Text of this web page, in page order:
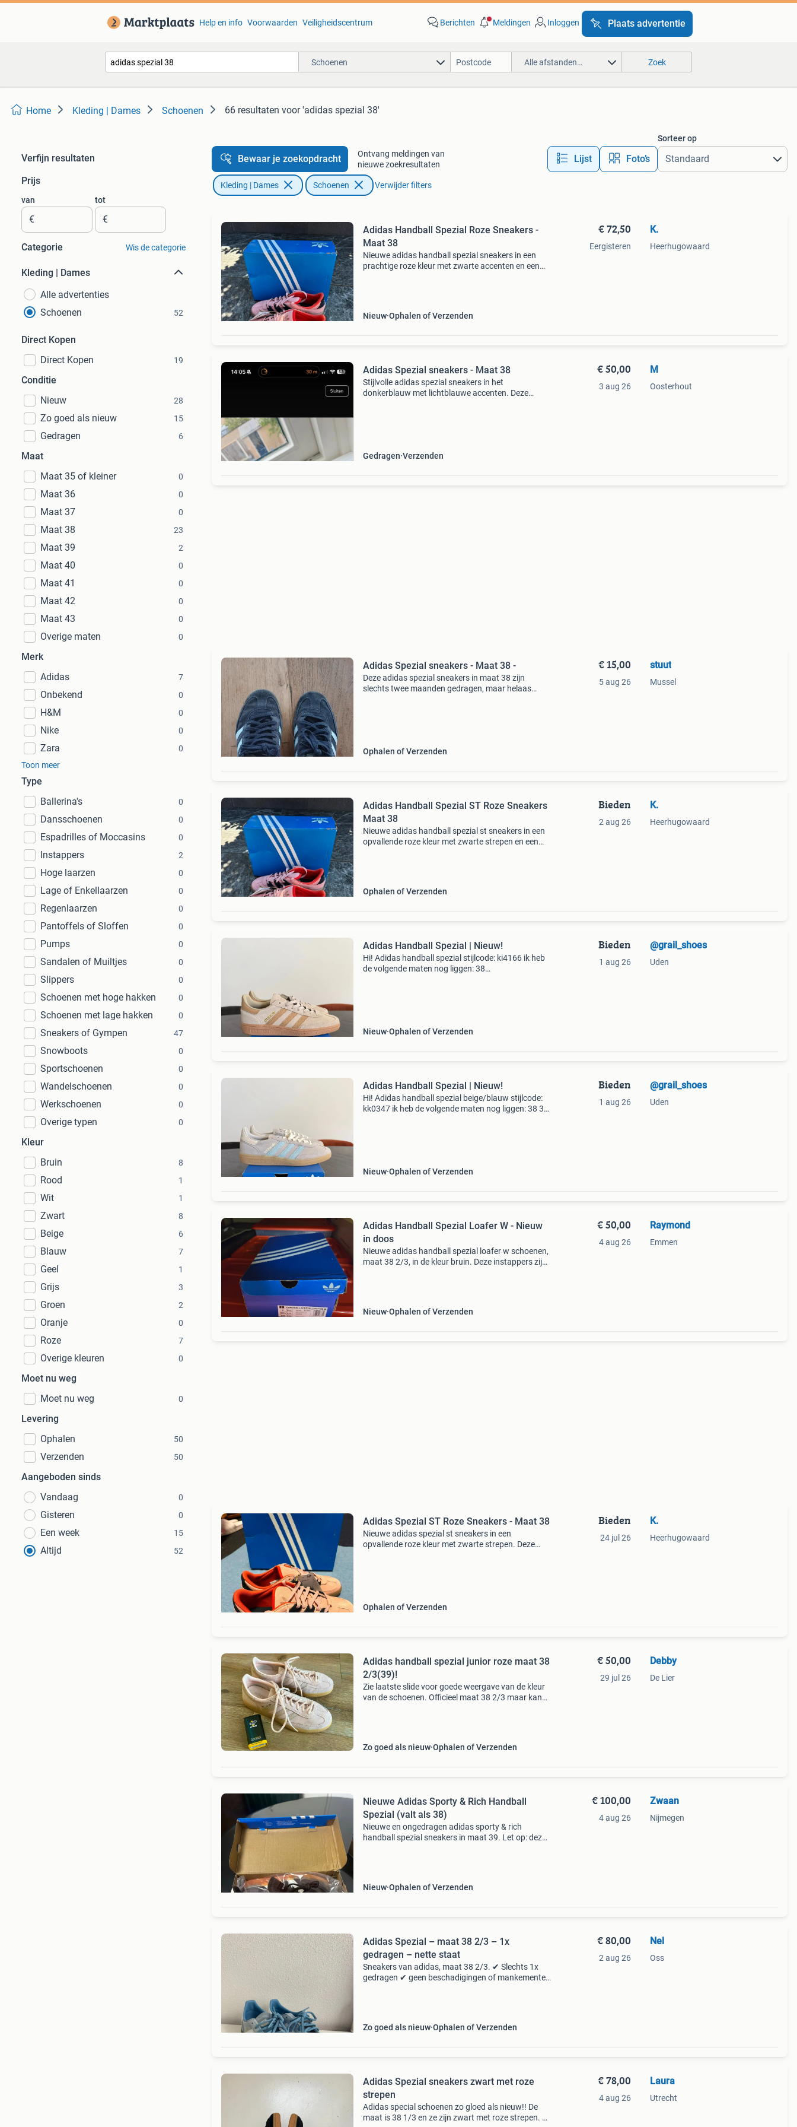
Help en info Voorwaarden Veiligheidscentrum Berichten Meldingen Inloggen Plaats advertentie
Schoenen Alle afstanden… Zoek
Home Kleding | Dames Schoenen 66 resultaten voor 'adidas spezial 38'
Verfijn resultaten
Prijs
van
€
tot
€
Categorie Wis de categorie
Kleding | Dames
Alle advertenties
Schoenen
52
Direct Kopen
Direct Kopen
19
Conditie
Nieuw
28
Zo goed als nieuw 15
Gedragen 6
Maat
Maat 35 of kleiner
0
Maat 36 0
Maat 37 0
Maat 38 23
Maat 39 2
Maat 40 0
Maat 41 0
Maat 42 0
Maat 43 0
Overige maten 0
Merk
Adidas
7
Onbekend 0
H&M 0
Nike 0
Zara
0
Toon meer
Type
Ballerina's
0
Dansschoenen 0
Espadrilles of Moccasins 0
Instappers 2
Hoge laarzen 0
Lage of Enkellaarzen 0
Regenlaarzen 0
Pantoffels of Sloffen 0
Pumps 0
Sandalen of Muiltjes 0
Slippers 0
Schoenen met hoge hakken 0
Schoenen met lage hakken 0
Sneakers of Gympen 47
Snowboots 0
Sportschoenen 0
Wandelschoenen 0
Werkschoenen 0
Overige typen 0
Kleur
Bruin
8
Rood 1
Wit 1
Zwart 8
Beige 6
Blauw 7
Geel 1
Grijs 3
Groen 2
Oranje 0
Roze 7
Overige kleuren 0
Moet nu weg
Moet nu weg
0
Levering
Ophalen
50
Verzenden 50
Aangeboden sinds
Vandaag
0
Gisteren 0
Een week 15
Altijd 52
Bewaar je zoekopdracht
Ontvang meldingen van
nieuwe zoekresultaten
Lijst Foto’s
Sorteer op
Kleding | Dames Schoenen Verwijder filters
Adidas Handball Spezial Roze Sneakers -
Maat 38
Nieuwe adidas handball spezial sneakers in een
prachtige roze kleur met zwarte accenten en een
Nieuw Ophalen of Verzenden
€ 72,50
Eergisteren
K.
Heerhugowaard
Adidas Spezial sneakers - Maat 38
Stijlvolle adidas spezial sneakers in het
donkerblauw met lichtblauwe accenten. Deze
Gedragen Verzenden
€ 50,00
3 aug 26
M
Oosterhout
Adidas Spezial sneakers - Maat 38 -
Deze adidas spezial sneakers in maat 38 zijn
slechts twee maanden gedragen, maar helaas
Ophalen of Verzenden
€ 15,00
5 aug 26
stuut
Mussel
Adidas Handball Spezial ST Roze Sneakers
Maat 38
Nieuwe adidas handball spezial st sneakers in een
opvallende roze kleur met zwarte strepen en een
Ophalen of Verzenden
Bieden
2 aug 26
K.
Heerhugowaard
Adidas Handball Spezial | Nieuw!
Hi! Adidas handball spezial stijlcode: ki4166 ik heb
de volgende maten nog liggen: 38
Nieuw Ophalen of Verzenden
Bieden
1 aug 26
@grail_shoes
Uden
Adidas Handball Spezial | Nieuw!
Hi! Adidas handball spezial beige/blauw stijlcode:
kk0347 ik heb de volgende maten nog liggen: 38 38
Nieuw Ophalen of Verzenden
Bieden
1 aug 26
@grail_shoes
Uden
Adidas Handball Spezial Loafer W - Nieuw
in doos
Nieuwe adidas handball spezial loafer w schoenen,
maat 38 2/3, in de kleur bruin. Deze instappers zijn
Nieuw Ophalen of Verzenden
€ 50,00
4 aug 26
Raymond
Emmen
Adidas Spezial ST Roze Sneakers - Maat 38
Nieuwe adidas spezial st sneakers in een
opvallende roze kleur met zwarte strepen. Deze
Ophalen of Verzenden
Bieden
24 jul 26
K.
Heerhugowaard
Adidas handball spezial junior roze maat 38
2/3(39)!
Zie laatste slide voor goede weergave van de kleur
van de schoenen. Officieel maat 38 2/3 maar kan
Zo goed als nieuw Ophalen of Verzenden
€ 50,00
29 jul 26
Debby
De Lier
Nieuwe Adidas Sporty & Rich Handball
Spezial (valt als 38)
Nieuwe en ongedragen adidas sporty & rich
handball spezial sneakers in maat 39. Let op: deze
Nieuw Ophalen of Verzenden
€ 100,00
4 aug 26
Zwaan
Nijmegen
Adidas Spezial – maat 38 2/3 – 1x
gedragen – nette staat
Sneakers van adidas, maat 38 2/3. ✔ Slechts 1x
gedragen ✔ geen beschadigingen of mankementen
Zo goed als nieuw Ophalen of Verzenden
€ 80,00
2 aug 26
Nel
Oss
Adidas Spezial sneakers zwart met roze
strepen
Adidas special schoenen zo gloed als nieuw!! De
maat is 38 1/3 en ze zijn zwart met roze strepen. Ze
€ 78,00
4 aug 26
Laura
Utrecht